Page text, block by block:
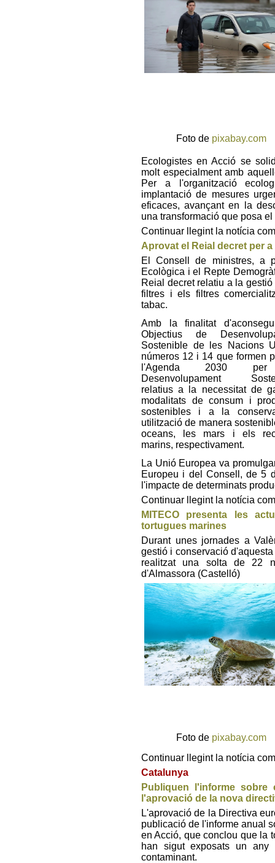
Foto de pixabay.com
Ecologistes en Acció se
molt especialment amb
Per a l'organització
implantació de mesures
eficaces, avançant en la
una transformació que posa
Continuar llegint la notícia
Aprovat el Reial decret per
El Consell de ministres, a
Ecològica i el Repte
Reial decret relatiu a la
filtres i els filtres
tabac.
Amb la finalitat
Objectius de
Sostenible de les Nacions
números 12 i 14 que formen
l'Agenda 2030
Desenvolupament
relatius a la necessitat de
modalitats de consum i
sostenibles i a la
utilització de manera
oceans, les mars i els
marins, respectivament.
La Unió Europea va
Europeu i del Consell, de 5
l'impacte de determinats
Continuar llegint la notícia
MITECO presenta les
tortugues marines
Durant unes jornades a
gestió i conservació
realitzat una solta de 22
d'Almassora (Castelló)
Foto de pixabay.com
Continuar llegint la notícia
Catalunya
Publiquen l'informe
l'aprovació de la nova
L'aprovació de la Directiva
publicació de l'informe anual
en Acció, que conclou que la
han sigut exposats un any
contaminant.